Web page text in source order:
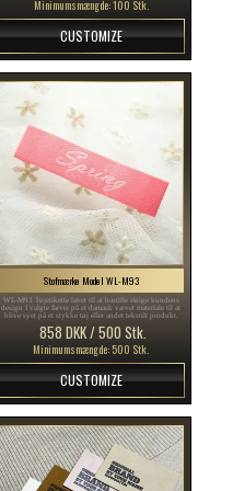
Minimumsmængde: 100 Stk.
CUSTOMIZE
Stofmærke Model WL-M93
WL-M93 Tøjetikette lavet til at bastille ifølge kundens
design I valgte farver på et damask vævet materiale til at
blive syet på et stykke tøj eller andet tekstilt produkt.
858 DKK / 500 Stk.
Minimumsmængde: 500 Stk.
CUSTOMIZE